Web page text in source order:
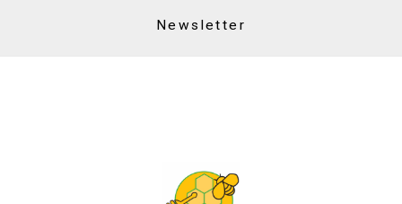
Newsletter